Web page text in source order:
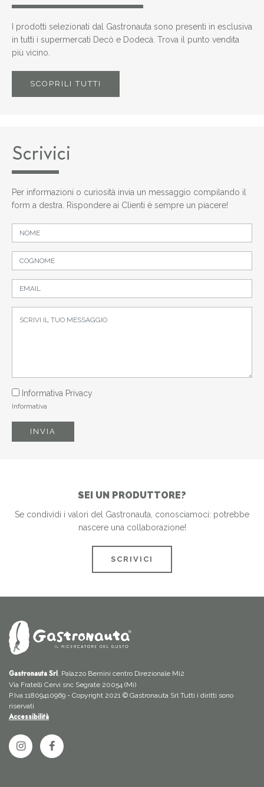
I prodotti selezionati dal Gastronauta sono presenti in esclusiva
in tutti i supermercati Decò e Dodecà. Trova il punto vendita
più vicino.
SCOPRILI TUTTI
Scrivici
Per informazioni o curiosità invia un messaggio compilando il
form a destra. Rispondere ai Clienti è sempre un piacere!
Informativa Privacy
Informativa
INVIA
SEI UN PRODUTTORE?
Se condividi i valori del Gastronauta, conosciamoci: potrebbe
nascere una collaborazione!
SCRIVICI
Gastronauta Srl, Palazzo Bernini centro Direzionale Mi2
Via Fratelli Cervi snc Segrate 20054 (Mi)
P.Iva 11809410969 - Copyright 2021 © Gastronauta Srl Tutti i diritti sono
riservati
Accessibilità